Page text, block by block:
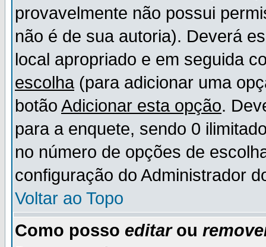
provavelmente não possui
não é de sua autoria). Deverá
local apropriado e em seguida
escolha (para adicionar uma
botão Adicionar esta opção.
para a enquete, sendo 0
no número de opções de
configuração do Administrador
Voltar ao Topo
Como posso editarou